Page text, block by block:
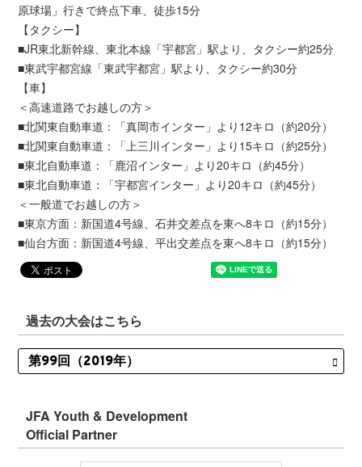
原球場」行きで終点下車、徒歩15分
【タクシー】
■JR東北新幹線、東北本線「宇都宮」駅より、タクシー約25分
■東武宇都宮線「東武宇都宮」駅より、タクシー約30分
【車】
＜高速道路でお越しの方＞
■北関東自動車道：「真岡市インター」より12キロ（約20分）
■北関東自動車道：「上三川インター」より15キロ（約25分）
■東北自動車道：「鹿沼インター」より20キロ（約45分）
■東北自動車道：「宇都宮インター」より20キロ（約45分）
＜一般道でお越しの方＞
■東京方面：新国道4号線、石井交差点を東へ8キロ（約15分）
■仙台方面：新国道4号線、平出交差点を東へ8キロ（約15分）
過去の大会はこちら
JFA Youth & Development
Official Partner